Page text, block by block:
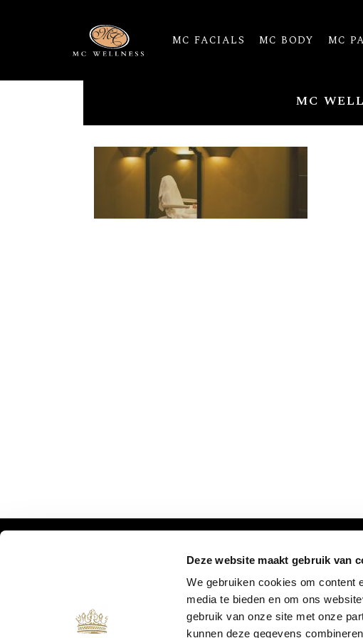
Deze website maakt gebruik van
We gebruiken cookies om content
media te bieden en om ons
gebruik van onze site met onze
kunnen deze gegevens
MC FACIALS MC BODY MC
MC